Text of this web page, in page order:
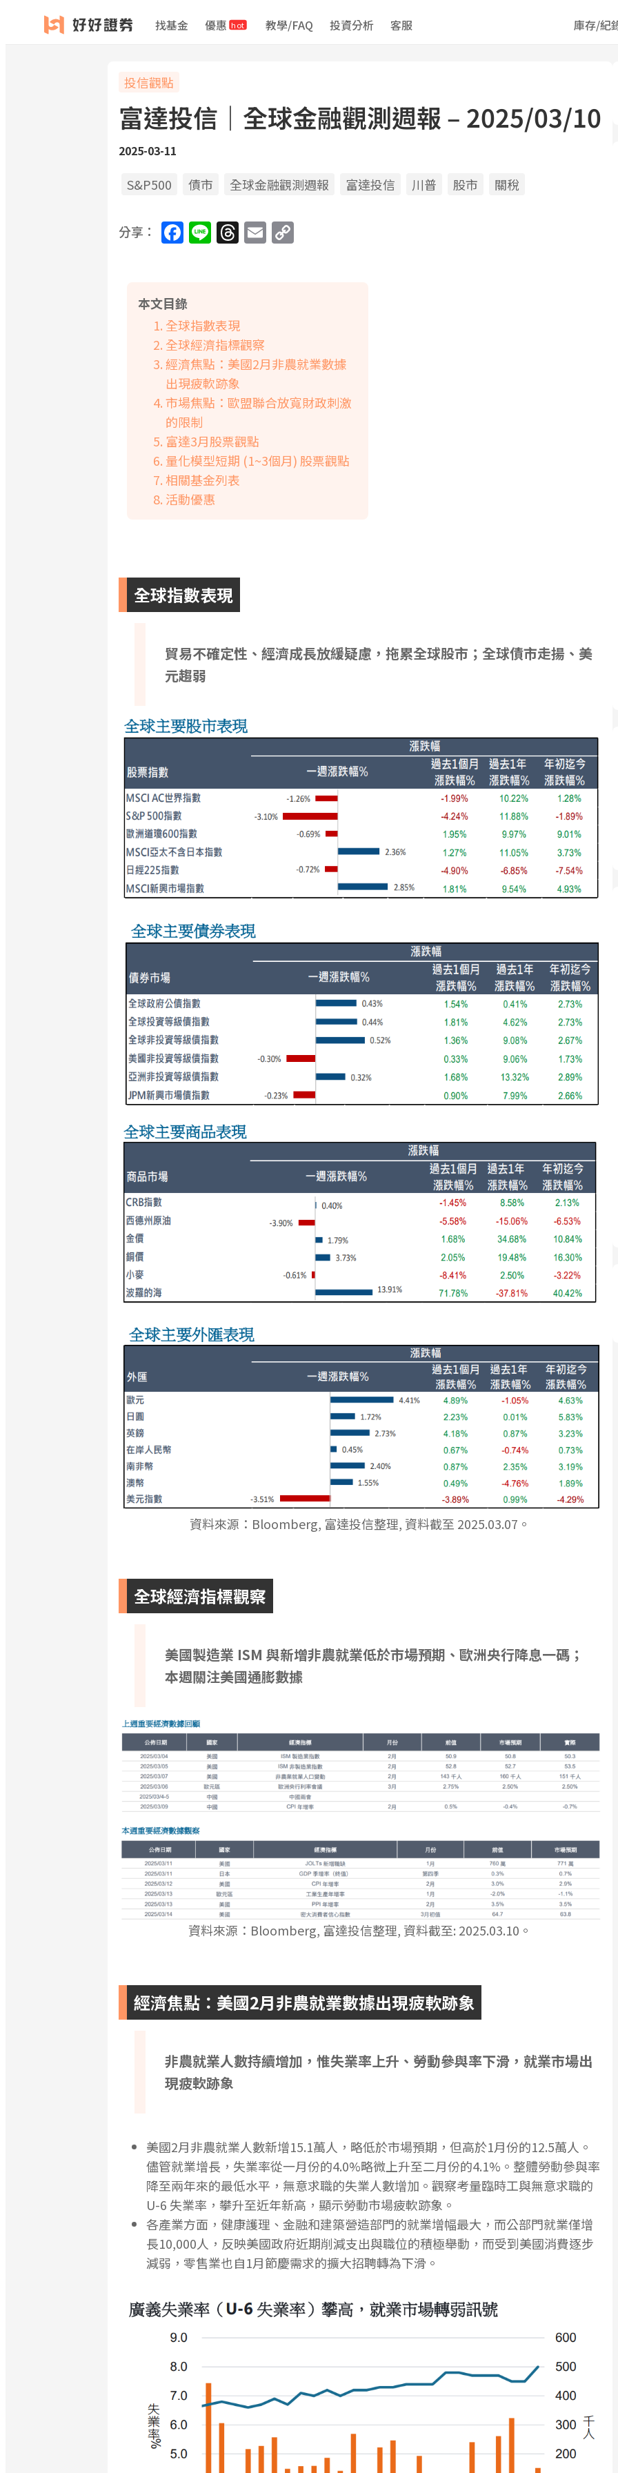
找基金 優惠 hot 教學/FAQ 投資分析 客服 庫存/紀
投信觀點
富達投信｜全球金融觀測週報 – 2025/03/10
2025-03-11
S&P500 債市 全球金融觀測週報 富達投信 川普 股市 關稅
分享： Facebook
LineThreads
Email
本文目錄
全球指數表現
全球經濟指標觀察
經濟焦點：美國2月非農就業數據
出現疲軟跡象
市場焦點：歐盟聯合放寬財政刺激
的限制
富達3月股票觀點
量化模型短期 (1~3個月) 股票觀點
相關基金列表
活動優惠
全球指數表現
貿易不確定性、經濟成長放緩疑慮，拖累全球股市；全球債市走揚、美
元趨弱
資料來源：Bloomberg, 富達投信整理, 資料截至 2025.03.07。
全球經濟指標觀察
美國製造業 ISM 與新增非農就業低於市場預期、歐洲央行降息一碼；
本週關注美國通膨數據
資料來源：Bloomberg, 富達投信整理, 資料截至: 2025.03.10。
經濟焦點：美國2月非農就業數據出現疲軟跡象
非農就業人數持續增加，惟失業率上升、勞動參與率下滑，就業市場出
現疲軟跡象
美國2月非農就業人數新增15.1萬人，略低於市場預期，但高於1月份的12.5萬人。
儘管就業增長，失業率從一月份的4.0%略微上升至二月份的4.1%。整體勞動參與率
降至兩年來的最低水平，無意求職的失業人數增加。觀察考量臨時工與無意求職的
U-6 失業率，攀升至近年新高，顯示勞動市場疲軟跡象。
各產業方面，健康護理、金融和建築營造部門的就業增幅最大，而公部門就業僅增
長10,000人，反映美國政府近期削減支出與職位的積極舉動，而受到美國消費逐步
減弱，零售業也自1月節慶需求的擴大招聘轉為下滑。